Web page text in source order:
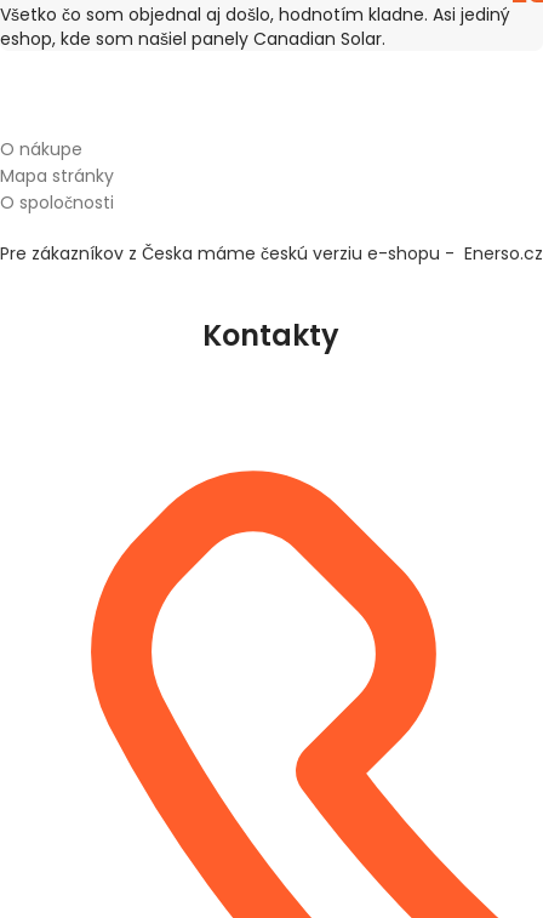
Všetko čo som objednal aj došlo, hodnotím kladne. Asi jediný
eshop, kde som našiel panely Canadian Solar.
O nákupe
Mapa stránky
O spoločnosti
Pre zákazníkov z Česka máme českú verziu e-shopu - Enerso.cz
Kontakty